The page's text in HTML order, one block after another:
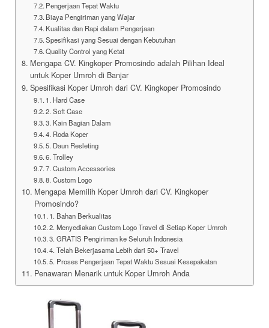
Pengerjaan Tepat Waktu
Biaya Pengiriman yang Wajar
Kualitas dan Rapi dalam Pengerjaan
Spesifikasi yang Sesuai dengan Kebutuhan
Quality Control yang Ketat
Mengapa CV. Kingkoper Promosindo adalah Pilihan Ideal
untuk Koper Umroh di Banjar
Spesifikasi Koper Umroh dari CV. Kingkoper Promosindo
1. Hard Case
2. Soft Case
3. Kain Bagian Dalam
4. Roda Koper
5. Daun Resleting
6. Trolley
7. Custom Accessories
8. Custom Logo
Mengapa Memilih Koper Umroh dari CV. Kingkoper
Promosindo?
1. Bahan Berkualitas
2. Menyediakan Custom Logo Travel di Setiap Koper Umroh
3. GRATIS Pengiriman ke Seluruh Indonesia
4. Telah Bekerjasama Lebih dari 50+ Travel
5. Proses Pengerjaan Tepat Waktu Sesuai Kesepakatan
Penawaran Menarik untuk Koper Umroh Anda